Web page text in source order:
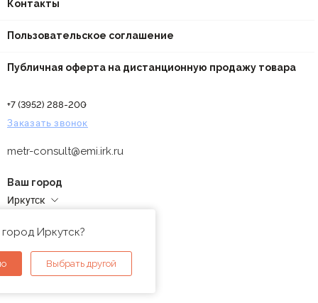
Контакты
Пользовательское соглашение
Публичная оферта на дистанционную продажу товара
+7 (3952) 288-200
Заказать звонок
metr-consult@emi.irk.ru
Ваш город
Иркутск
Иркутск?
Выбрать другой